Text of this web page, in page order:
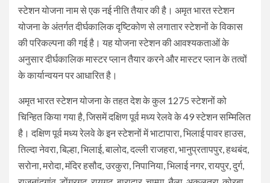
स्टेशन योजना नाम से एक नई नीति तैयार की है। अमृत भारत स्टेशन
योजना के अंतर्गत दीर्घकालिक दृष्टिकोण से लगातार स्टेशनों के विकास
की परिकल्पना की गई है। यह योजना स्टेशन की आवश्यकताओं के
अनुसार दीर्घकालिक मास्टर प्लान तैयार करने और मास्टर प्लान के तत्वों
के कार्यान्वयन पर आधारित है।
अमृत भारत स्टेशन योजना के तहत देश के कुल 1275 स्टेशनों को
चिन्हित किया गया है, जिसमें दक्षिण पूर्व मध्य रेलवे के 49 स्टेशन सम्मिलित
है। दक्षिण पूर्व मध्य रेलवे के इन स्टेशनों में भाटापारा, भिलाई पावर हाउस,
तिल्दा नेवरा, बिल्हा, भिलाई, बालोद, दल्ली राजहरा, भानुप्रतापपुर, हथबंद,
सरोना, मरोदा, मंदिर हसौद, उरकुरा, निपानिया, भिलाई नगर, रायपुर, दुर्ग,